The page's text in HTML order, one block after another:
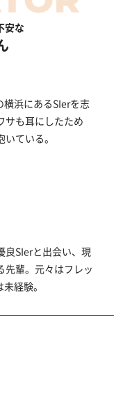
安な
浜にあるSIerを志
サも耳にしたため
ている。
良SIerと出会い、現
先輩。元々はフレッ
経験。